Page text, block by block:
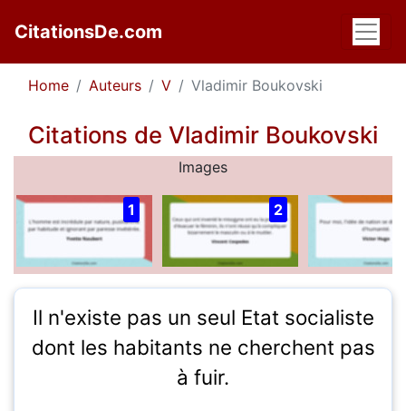
CitationsDe.com
Home Auteurs V Vladimir Boukovski
Citations de Vladimir Boukovski
Images
1 2
Il n'existe pas un seul Etat socialiste
dont les habitants ne cherchent pas
à fuir.